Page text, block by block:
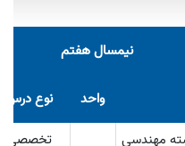
نیمسال هفتم
واحد
نوع درس
مهندسی
تخصصی